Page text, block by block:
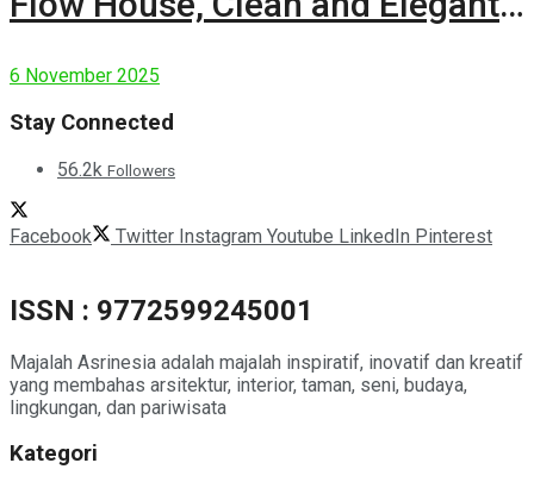
6 November 2025
Stay Connected
56.2k Followers
Facebook Twitter Instagram Youtube LinkedIn Pinterest
ISSN : 9772599245001
Majalah Asrinesia adalah majalah inspiratif, inovatif dan kreatif
yang membahas arsitektur, interior, taman, seni, budaya,
lingkungan, dan pariwisata
Kategori